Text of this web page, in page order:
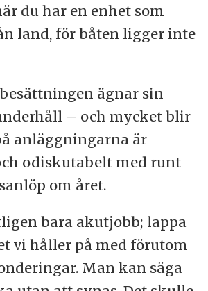
du har en enhet som
land, för båten ligger inte
ägnar sin
– och mycket blir
anläggningarna är
odiskutabelt med runt
om året.
bara akutjobb; lappa
vi håller på med förutom
Man kan säga